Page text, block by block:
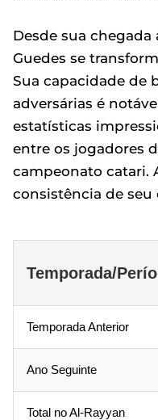
Desde sua chegada
Guedes se
Sua capacidade de
adversárias é
estatísticas
entre os jogadores
campeonato catari.
consistência de seu
Temporada/
Temporada Anterior
Ano Seguinte
Total no Al-Rayyan